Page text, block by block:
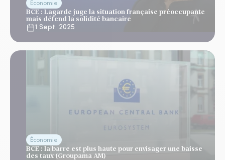
Économie
BCE : Lagarde juge la situation française préoccupante
mais défend la solidité bancaire
1 Sept. 2025
Économie
BCE : la barre est plus haute pour envisager une baisse
des taux (Groupama AM)